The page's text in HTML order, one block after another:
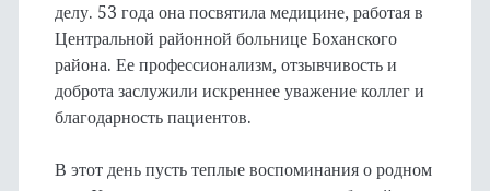
делу. 53 года она посвятила медицине, работая в
Центральной районной больнице Боханского
района. Ее профессионализм, отзывчивость и
доброта заслужили искреннее уважение коллег и
благодарность пациентов.
В этот день пусть теплые воспоминания о родном